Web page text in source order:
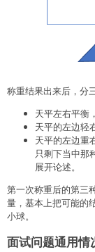
称重结果出来后，分
天平左右平衡
天平的左边轻
天平的左边重
只剩下当中那
展开论述。
第一次称重后的第三
量，基本上把可能的
小球。
面试问题通用情